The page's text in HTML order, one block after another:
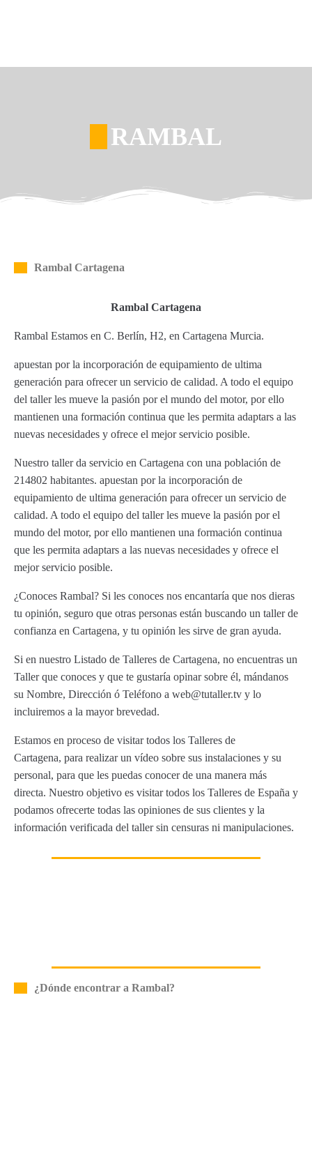
RAMBAL
Rambal Cartagena
Rambal Cartagena
Rambal Estamos en C. Berlín, H2, en Cartagena Murcia.
apuestan por la incorporación de equipamiento de ultima
generación para ofrecer un servicio de calidad. A todo el equipo
del taller les mueve la pasión por el mundo del motor, por ello
mantienen una formación continua que les permita adaptars a las
nuevas necesidades y ofrece el mejor servicio posible.
Nuestro taller da servicio en Cartagena con una población de
214802 habitantes. apuestan por la incorporación de
equipamiento de ultima generación para ofrecer un servicio de
calidad. A todo el equipo del taller les mueve la pasión por el
mundo del motor, por ello mantienen una formación continua
que les permita adaptars a las nuevas necesidades y ofrece el
mejor servicio posible.
¿Conoces Rambal? Si les conoces nos encantaría que nos dieras
tu opinión, seguro que otras personas están buscando un taller de
confianza en Cartagena, y tu opinión les sirve de gran ayuda.
Si en nuestro Listado de Talleres de Cartagena, no encuentras un
Taller que conoces y que te gustaría opinar sobre él, mándanos
su Nombre, Dirección ó Teléfono a web@tutaller.tv y lo
incluiremos a la mayor brevedad.
Estamos en proceso de visitar todos los Talleres de
Cartagena, para realizar un vídeo sobre sus instalaciones y su
personal, para que les puedas conocer de una manera más
directa. Nuestro objetivo es visitar todos los Talleres de España y
podamos ofrecerte todas las opiniones de sus clientes y la
información verificada del taller sin censuras ni manipulaciones.
¿Dónde encontrar a Rambal?